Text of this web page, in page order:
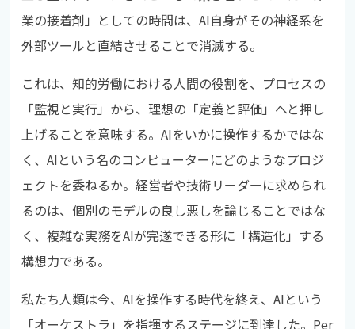
業の接着剤」としての時間は、AI自身がその神経系を
外部ツールと直結させることで消滅する。
これは、知的労働における人間の役割を、プロセスの
「監視と実行」から、理想の「定義と評価」へと押し
上げることを意味する。AIをいかに操作するかではな
く、AIという名のコンピューターにどのようなプロジ
ェクトを委ねるか。経営者や技術リーダーに求められ
るのは、個別のモデルの良し悪しを論じることではな
く、複雑な実務をAIが完遂できる形に「構造化」する
構想力である。
私たち人類は今、AIを操作する時代を終え、AIという
「オーケストラ」を指揮するステージに到達した。Per